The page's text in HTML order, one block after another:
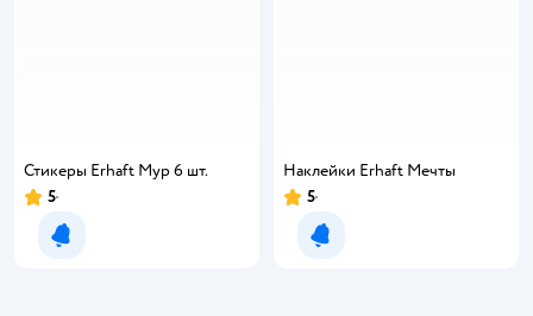
Стикеры Erhaft Мур 6 шт.
5
Уведомить о появлении
Наклейки Erhaft Мечты
5
Уведомить о появлении